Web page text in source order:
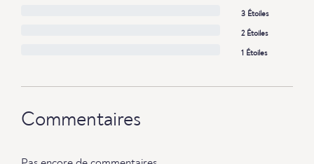
3 Étoiles
2 Étoiles
1 Étoiles
Commentaires